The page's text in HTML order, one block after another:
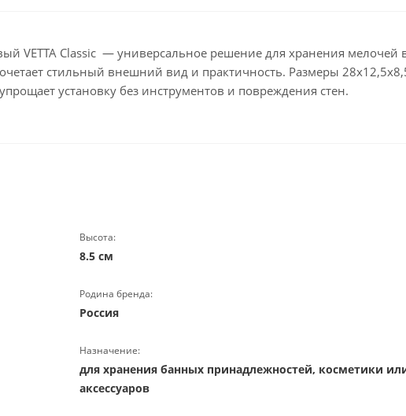
VETTA Classic — универсальное решение для хранения мелочей
стильный внешний вид и практичность. Размеры
установку без инструментов и повреждения стен.
Высота:
8.5 см
Родина бренда:
Россия
Назначение:
для хранения банных принадлежностей, косметики
аксессуаров